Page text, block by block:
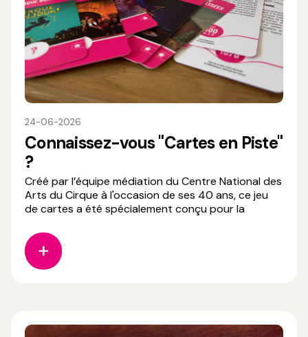
24-06-2026
Connaissez-vous "Cartes en Piste"
?
Créé par l’équipe médiation du Centre National des
Arts du Cirque à l'occasion de ses 40 ans, ce jeu
de cartes a été spécialement conçu pour la
chronologique, les participants découvrent les
grands événements, les lieux, les artistes et les
compagnies